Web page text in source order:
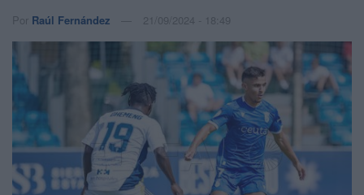
Por Raúl Fernández 21/09/2024 - 18:49